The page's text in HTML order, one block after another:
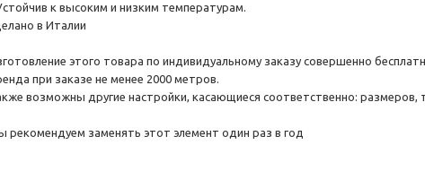
к высоким и низким температурам.
в Италии
этого товара по индивидуальному заказу совершенно
при заказе не менее 2000 метров.
возможны другие настройки, касающиеся соответственно: размеров,
рекомендуем заменять этот элемент один раз в год